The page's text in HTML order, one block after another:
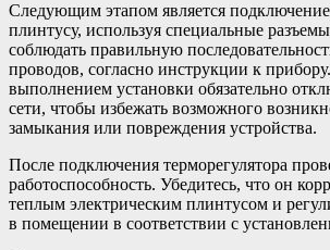
Следующим этапом является подключение
плинтусу, используя специальные
соблюдать правильную
проводов, согласно инструкции к
выполнением установки обязательно
сети, чтобы избежать возможного
замыкания или повреждения устройства.
После подключения терморегулятора
работоспособность. Убедитесь, что он
теплым электрическим плинтусом и
в помещении в соответствии с